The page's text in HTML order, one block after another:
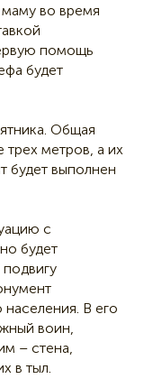
маму во время
помощь
будет
Общая
трех метров, а их
будет выполнен
с
будет
В его
воин,
– стена,
в тыл.